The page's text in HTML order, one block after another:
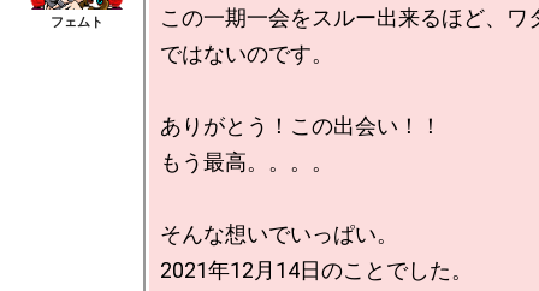
この一期一会をスルー出来るほど、ワ
ではないのです。
ありがとう！この出会い！！
もう最高。。。。
そんな想いでいっぱい。